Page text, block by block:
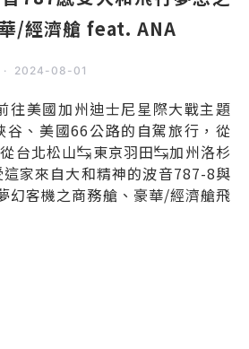
/經濟艙 feat. ANA
2024-08-01
往美國加州迪士尼星際大戰主題
谷、美國66公路的自駕旅行，從
台北松山↹東京羽田↹加州洛杉
家來自大和精神的波音787-8與
客機之商務艙、豪華/經濟艙飛